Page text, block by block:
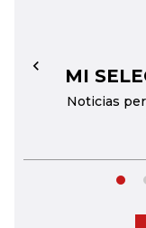
MI
Noticias
←